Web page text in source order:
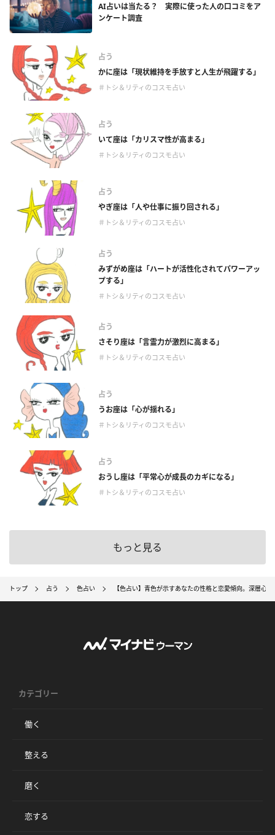
AI占いは当たる？ 実際に使った人の口コミをア
ンケート調査
占う
かに座は「現状維持を手放すと人生が飛躍する」
＃トシ＆リティのコスモ占い
占う
いて座は「カリスマ性が高まる」
＃トシ＆リティのコスモ占い
占う
やぎ座は「人や仕事に振り回される」
＃トシ＆リティのコスモ占い
占う
みずがめ座は「ハートが活性化されてパワーアッ
プする」
＃トシ＆リティのコスモ占い
占う
さそり座は「言霊力が激烈に高まる」
＃トシ＆リティのコスモ占い
占う
うお座は「心が揺れる」
＃トシ＆リティのコスモ占い
占う
おうし座は「平常心が成長のカギになる」
＃トシ＆リティのコスモ占い
もっと見る
トップ 占う 色占い 【色占い】青色が示すあなたの性格と恋愛傾向。深層心
カテゴリー
働く
整える
磨く
恋する